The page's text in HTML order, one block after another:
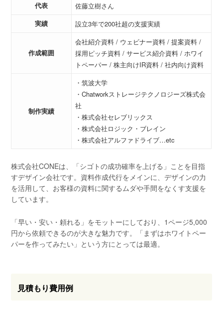
代表
佐藤立樹さん
実績
設立3年で200社超の支援実績
作成範囲
会社紹介資料 / ウェビナー資料 / 提案資料 /
採用ピッチ資料 / サービス紹介資料 / ホワイ
トペーパー / 株主向けIR資料 / 社内向け資料
制作実績
・筑波大学
・Chatworkストレージテクノロジーズ株式会
社
・株式会社セレブリックス
・株式会社ロジック・ブレイン
・株式会社アルファドライブ…etc
株式会社CONEは、「シゴトの成功確率を上げる」ことを目指
すデザイン会社です。資料作成代行をメインに、デザインの力
を活用して、お客様の資料に関するムダや手間をなくす支援を
しています。
「早い・安い・頼れる」をモットーにしており、1ページ5,000
円から依頼できるのが大きな魅力です。「まずはホワイトペー
パーを作ってみたい」という方にとっては最適。
見積もり費用例